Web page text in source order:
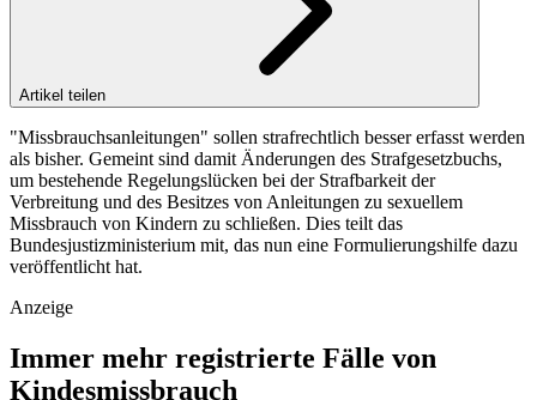
Artikel teilen
"Missbrauchsanleitungen" sollen strafrechtlich besser erfasst werden
als bisher. Gemeint sind damit Änderungen des Strafgesetzbuchs,
um bestehende Regelungslücken bei der Strafbarkeit der
Verbreitung und des Besitzes von Anleitungen zu sexuellem
Missbrauch von Kindern zu schließen. Dies teilt das
Bundesjustizministerium mit, das nun eine Formulierungshilfe dazu
veröffentlicht hat.
Anzeige
Immer mehr registrierte Fälle von
Kindesmissbrauch